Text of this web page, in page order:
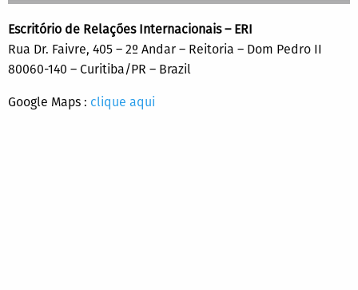
Escritório de Relações Internacionais – ERI
Rua Dr. Faivre, 405 – 2º Andar – Reitoria – Dom Pedro II
80060-140 – Curitiba/PR – Brazil
Google Maps : clique aqui